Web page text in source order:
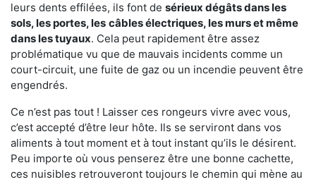
leurs dents effilées, ils font de sérieux dégâts dans les
sols, les portes, les câbles électriques, les murs et même
dans les tuyaux. Cela peut rapidement être assez
problématique vu que de mauvais incidents comme un
court-circuit, une fuite de gaz ou un incendie peuvent être
engendrés.
Ce n’est pas tout ! Laisser ces rongeurs vivre avec vous,
c’est accepté d’être leur hôte. Ils se serviront dans vos
aliments à tout moment et à tout instant qu’ils le désirent.
Peu importe où vous penserez être une bonne cachette,
ces nuisibles retrouveront toujours le chemin qui mène au